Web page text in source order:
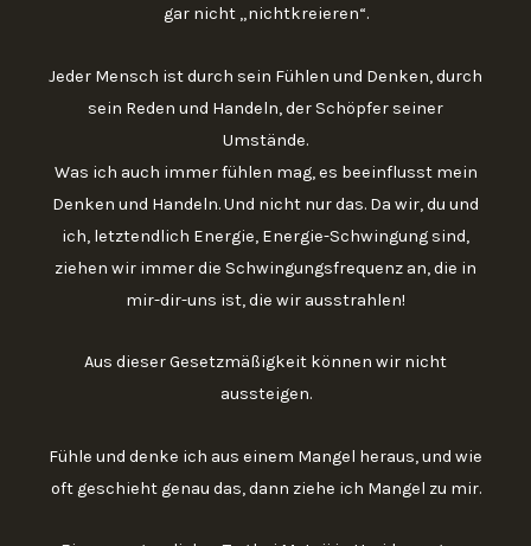
gar nicht „nichtkreieren“.
Jeder Mensch ist durch sein Fühlen und Denken, durch
sein Reden und Handeln, der Schöpfer seiner
Umstände.
Was ich auch immer fühlen mag, es beeinflusst mein
Denken und Handeln. Und nicht nur das. Da wir, du und
ich, letztendlich Energie, Energie-Schwingung sind,
ziehen wir immer die Schwingungsfrequenz an, die in
mir-dir-uns ist, die wir ausstrahlen!
Aus dieser Gesetzmäßigkeit können wir nicht
aussteigen.
Fühle und denke ich aus einem Mangel heraus, und wie
oft geschieht genau das, dann ziehe ich Mangel zu mir.